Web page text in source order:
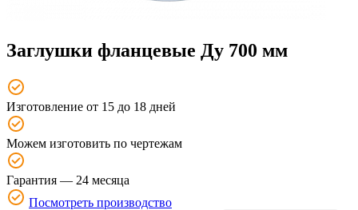
Заглушки фланцевые Ду 700 мм
Изготовление от 15 до 18 дней
Можем изготовить по чертежам
Гарантия — 24 месяца
Посмотреть производство